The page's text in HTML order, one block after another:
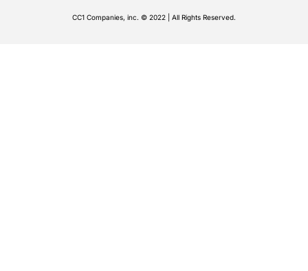
CC1 Companies, inc. © 2022 | All Rights Reserved.